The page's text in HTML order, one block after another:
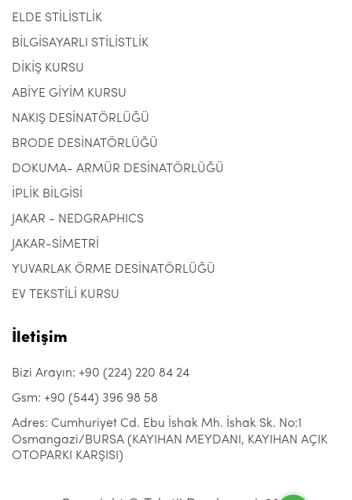
ELDE STİLİSTLİK
BİLGİSAYARLI STİLİSTLİK
DİKİŞ KURSU
ABİYE GİYİM KURSU
NAKIŞ DESİNATÖRLÜĞÜ
BRODE DESİNATÖRLÜĞÜ
DOKUMA- ARMÜR DESİNATÖRLÜĞÜ
İPLİK BİLGİSİ
JAKAR - NEDGRAPHICS
JAKAR-SİMETRİ
YUVARLAK ÖRME DESİNATÖRLÜĞÜ
EV TEKSTİLİ KURSU
İletişim
Bizi Arayın: +90 (224) 220 84 24
Gsm: +90 (544) 396 98 58
Adres: Cumhuriyet Cd. Ebu İshak Mh. İshak Sk. No:1
Osmangazi/BURSA (KAYIHAN MEYDANI, KAYIHAN AÇIK
OTOPARKI KARŞISI)